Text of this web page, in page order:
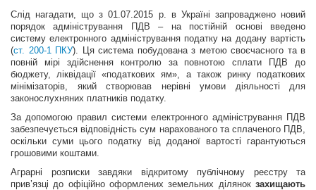
Слід нагадати, що з 01.07.2015 р. в Україні запроваджено новий
порядок адміністрування ПДВ – на постійній основі введено
систему електронного адміністрування податку на додану вартість
(ст. 200-1 ПКУ). Ця система побудована з метою своєчасного та в
повній мірі здійснення контролю за повнотою сплати ПДВ до
бюджету, ліквідації «податкових ям», а також ринку податкових
мінімізаторів, який створював нерівні умови діяльності для
законослухняних платників податку.
За допомогою правил системи електронного адміністрування ПДВ
забезпечується відповідність сум нарахованого та сплаченого ПДВ,
оскільки суми цього податку від доданої вартості гарантуються
грошовими коштами.
Аграрні розписки завдяки відкритому публічному реєстру та
прив’язці до офіційно оформлених земельних ділянок захищають